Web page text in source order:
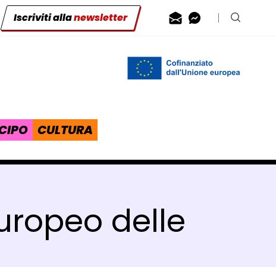
Iscriviti allanewsletter Contattaci via
Contattaci
Cerca
CULTURA
delle